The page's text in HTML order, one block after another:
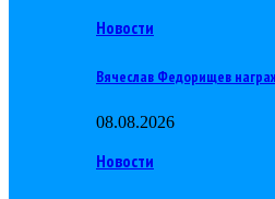
Новости
Вячеслав Федорищев
08.08.2026
Новости